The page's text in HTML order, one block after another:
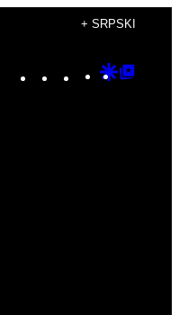
+ SRPSKI
Instagram
TikTok
YouTube
Google